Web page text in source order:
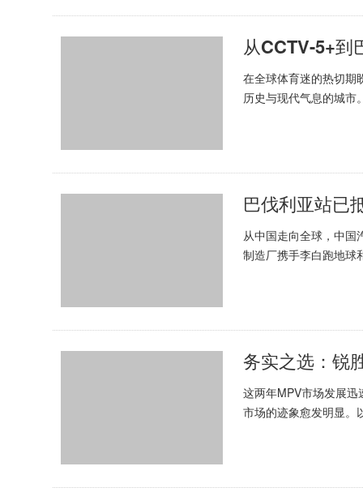
从CCTV-5+到
在全球体育迷的热切期
历史与现代气息的城市
巴伐利亚站已
从中国走向全球，中国
制造厂携手李白跑地球
务实之选：锐
这两年MPV市场发展
市场的迹象愈发明显。